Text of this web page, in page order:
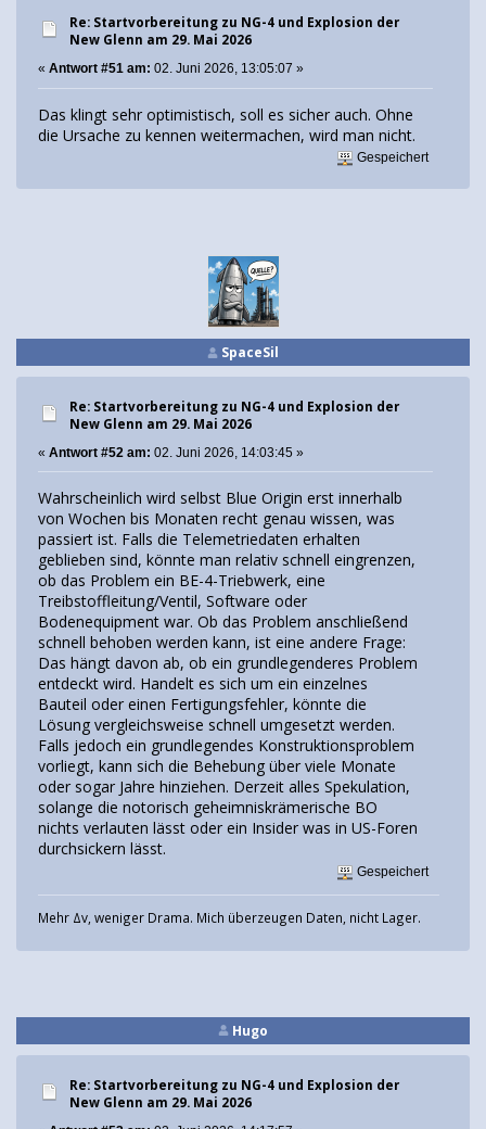
Re: Startvorbereitung zu NG-4 und Explosion der
New Glenn am 29. Mai 2026
« Antwort #51 am: 02. Juni 2026, 13:05:07 »
Das klingt sehr optimistisch, soll es sicher auch. Ohne
die Ursache zu kennen weitermachen, wird man nicht.
Gespeichert
SpaceSil
Re: Startvorbereitung zu NG-4 und Explosion der
New Glenn am 29. Mai 2026
« Antwort #52 am: 02. Juni 2026, 14:03:45 »
Wahrscheinlich wird selbst Blue Origin erst innerhalb
von Wochen bis Monaten recht genau wissen, was
passiert ist. Falls die Telemetriedaten erhalten
geblieben sind, könnte man relativ schnell eingrenzen,
ob das Problem ein BE-4-Triebwerk, eine
Treibstoffleitung/Ventil, Software oder
Bodenequipment war. Ob das Problem anschließend
schnell behoben werden kann, ist eine andere Frage:
Das hängt davon ab, ob ein grundlegenderes Problem
entdeckt wird. Handelt es sich um ein einzelnes
Bauteil oder einen Fertigungsfehler, könnte die
Lösung vergleichsweise schnell umgesetzt werden.
Falls jedoch ein grundlegendes Konstruktionsproblem
vorliegt, kann sich die Behebung über viele Monate
oder sogar Jahre hinziehen. Derzeit alles Spekulation,
solange die notorisch geheimniskrämerische BO
nichts verlauten lässt oder ein Insider was in US-Foren
durchsickern lässt.
Gespeichert
Mehr Δv, weniger Drama. Mich überzeugen Daten, nicht Lager.
Hugo
Re: Startvorbereitung zu NG-4 und Explosion der
New Glenn am 29. Mai 2026